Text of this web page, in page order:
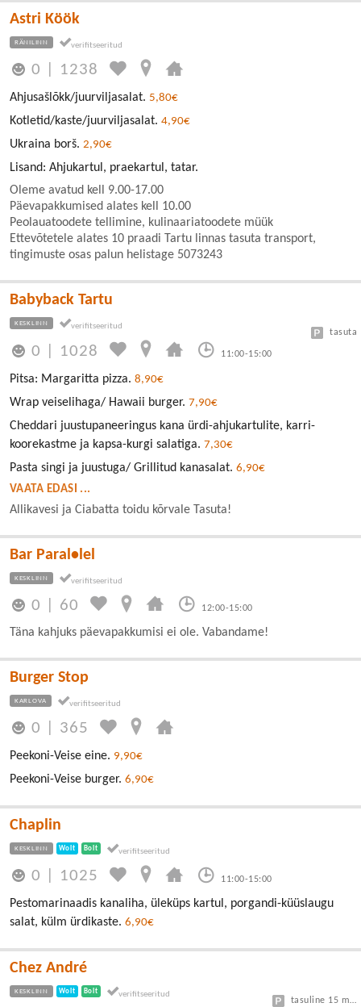
Astri Köök
RÄNILINN
0 1238
Ahjusašlõkk/juurviljasalat. 5,80€
Kotletid/kaste/juurviljasalat. 4,90€
Ukraina borš. 2,90€
Lisand: Ahjukartul, praekartul, tatar.
Oleme avatud kell 9.00-17.00
Päevapakkumised alates kell 10.00
Peolauatoodete tellimine, kulinaariatoodete müük
Ettevõtetele alates 10 praadi Tartu linnas tasuta transport,
tingimuste osas palun helistage 5073243
Babyback Tartu
KESKLINN
0 1028 11:00-15:00
tasuta
Pitsa: Margaritta pizza. 8,90€
Wrap veiselihaga/ Hawaii burger. 7,90€
Cheddari juustupaneeringus kana ürdi-ahjukartulite, karri-
koorekastme ja kapsa-kurgi salatiga. 7,30€
Pasta singi ja juustuga/ Grillitud kanasalat. 6,90€
VAATA EDASI ...
Allikavesi ja Ciabatta toidu kõrvale Tasuta!
Bar Paral•lel
KESKLINN
0 60 12:00-15:00
Täna kahjuks päevapakkumisi ei ole. Vabandame!
Burger Stop
KARLOVA
0 365
Peekoni-Veise eine. 9,90€
Peekoni-Veise burger. 6,90€
Chaplin
KESKLINN Wolt Bolt
0 1025 11:00-15:00
Pestomarinaadis kanaliha, üleküps kartul, porgandi-küüslaugu
salat, külm ürdikaste. 6,90€
Chez André
KESKLINN Wolt Bolt
tasuline 15 min tasuta, edasi 3€/h